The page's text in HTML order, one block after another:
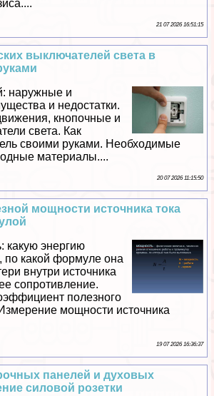
21 07 2026 16:51:15
выключателей света в
наружные и
и недостатки.
кнопочные и
света. Как
своими руками. Необходимые
материалы....
20 07 2026 11:15:50
мощности источника тока
какую энергию
по какой формуле она
внутри источника
сопротивление.
полезного
мощности источника
19 07 2026 16:36:37
панелей и духовых
силовой розетки